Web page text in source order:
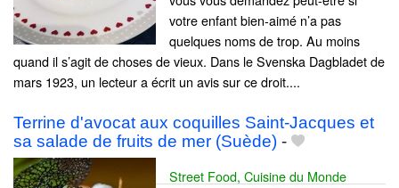
votre enfant bien-aimé n’a pas
quelques noms de trop. Au moins
quand il s’agit de choses de vieux. Dans le Svenska Dagbladet de
mars 1923, un lecteur a écrit un avis sur ce droit....
Terrine d'avocat aux coquilles Saint-Jacques et
sa salade de fruits de mer (Suède) -
Street Food, Cuisine du Monde